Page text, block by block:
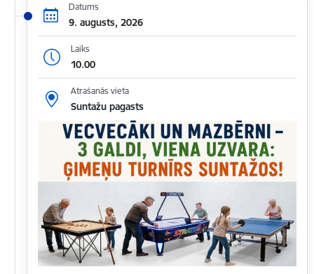
Datums
9. augusts, 2026
Laiks
10.00
Atrašanās vieta
Suntažu pagasts